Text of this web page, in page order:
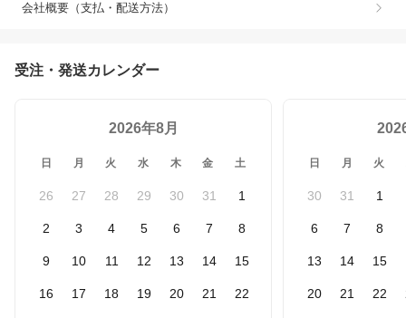
会社概要（支払・配送方法）
受注・発送カレンダー
2026年8月
日 月 火 水 木 金 土
26 27 28 29 30 31 1
2 3 4 5 6 7 8
9 10 11 12 13 14 15
16 17 18 19 20 21 22
日 月 火
30 31 1
6 7 8
13 14 15
20 21 22